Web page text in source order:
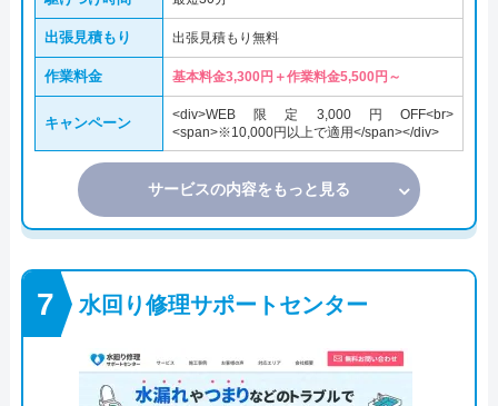
出張見積もり 出張見積もり無料
作業料金 基本料金3,300円＋作業料金5,500円～
キャンペーン
<div>WEB限定3,000円OFF<br>
<span>※10,000円以上で適用</span></div>
サービスの内容をもっと見る
水回り修理サポートセンター